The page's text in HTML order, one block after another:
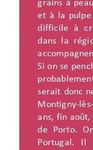
grains à
et à la pulpe
difficile à
dans la
Si on se
serait donc
Montigny-
ans, fin
de Porto.
Portugal. Il